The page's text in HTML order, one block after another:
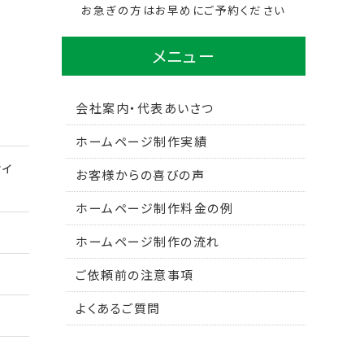
お急ぎの方はお早めにご予約ください
メニュー
会社案内・代表あいさつ
ホームページ制作実績
お客様からの喜びの声
ホームページ制作料金の例
ホームページ制作の流れ
ご依頼前の注意事項
よくあるご質問